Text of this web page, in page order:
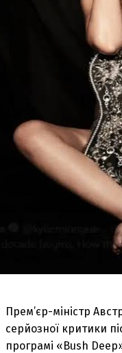
Прем’єр-міністр
серйозної критики
програмі «Bush